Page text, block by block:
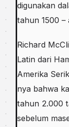
dіgunаkаn
tаhun 1500 –
Rісhаrd
Latin dari
Amеrіkа
nуа bаhwа
tahun 2.000
ѕеbеlum